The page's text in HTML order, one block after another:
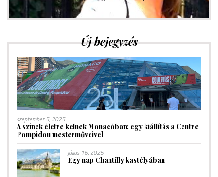
Új bejegyzés
szeptember 5, 2025
A színek életre kelnek Monacóban: egy kiállítás a Centre
Pompidou mesterműveivel
július 16, 2025
Egy nap Chantilly kastélyában